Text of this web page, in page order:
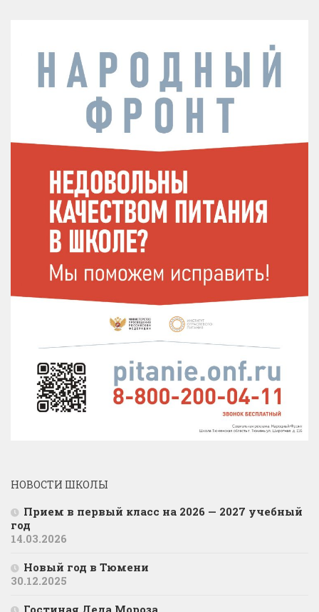
НОВОСТИ ШКОЛЫ
Прием в первый класс на 2026 — 2027 учебный
год
14.03.2026
Новый год в Тюмени
30.12.2025